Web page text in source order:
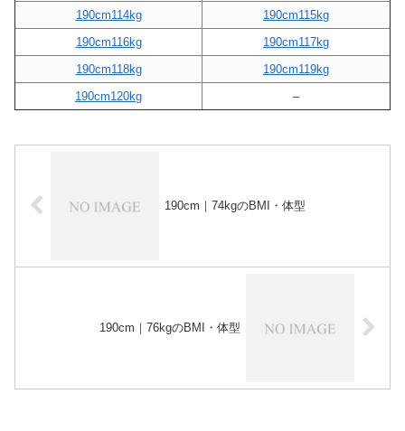
190cm114kg
190cm115kg
190cm116kg
190cm117kg
190cm118kg
190cm119kg
190cm120kg
–
190cm｜74kgのBMI・体型
190cm｜76kgのBMI・体型